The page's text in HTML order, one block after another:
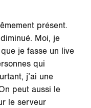
présent.
Moi, je
je fasse un live
qui
j’ai une
peut aussi le
le serveur